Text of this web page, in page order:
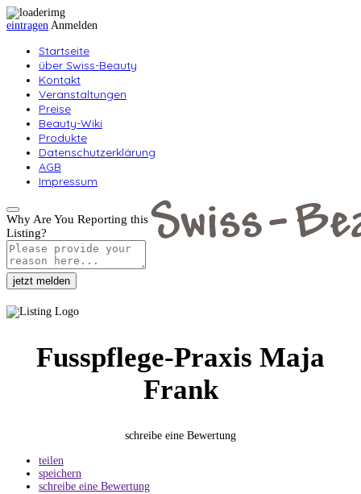
eintragen Anmelden
Startseite
über Swiss-Beauty
Kontakt
Veranstaltungen
Preise
Beauty-Wiki
Produkte
Datenschutzerklärung
AGB
Impressum
Why Are You Reporting this
Listing?
jetzt melden
Fusspflege-Praxis Maja
Frank
schreibe eine Bewertung
teilen
speichern
schreibe eine Bewertung